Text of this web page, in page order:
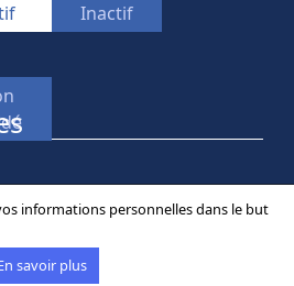
informations personnelles dans le but
savoir plus
Inactif